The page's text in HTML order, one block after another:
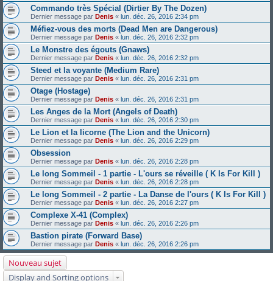
Commando très Spécial (Dirtier By The Dozen)
Dernier message par Denis « lun. déc. 26, 2016 2:34 pm
Méfiez-vous des morts (Dead Men are Dangerous)
Dernier message par Denis « lun. déc. 26, 2016 2:32 pm
Le Monstre des égouts (Gnaws)
Dernier message par Denis « lun. déc. 26, 2016 2:32 pm
Steed et la voyante (Medium Rare)
Dernier message par Denis « lun. déc. 26, 2016 2:31 pm
Otage (Hostage)
Dernier message par Denis « lun. déc. 26, 2016 2:31 pm
Les Anges de la Mort (Angels of Death)
Dernier message par Denis « lun. déc. 26, 2016 2:30 pm
Le Lion et la licorne (The Lion and the Unicorn)
Dernier message par Denis « lun. déc. 26, 2016 2:29 pm
Obsession
Dernier message par Denis « lun. déc. 26, 2016 2:28 pm
Le long Sommeil - 1 partie - L'ours se réveille ( K Is For Kill )
Dernier message par Denis « lun. déc. 26, 2016 2:28 pm
Le long Sommeil - 2 partie - La Danse de l'ours ( K Is For Kill )
Dernier message par Denis « lun. déc. 26, 2016 2:27 pm
Complexe X-41 (Complex)
Dernier message par Denis « lun. déc. 26, 2016 2:26 pm
Bastion pirate (Forward Base)
Dernier message par Denis « lun. déc. 26, 2016 2:26 pm
Nouveau sujet
Display and Sorting options